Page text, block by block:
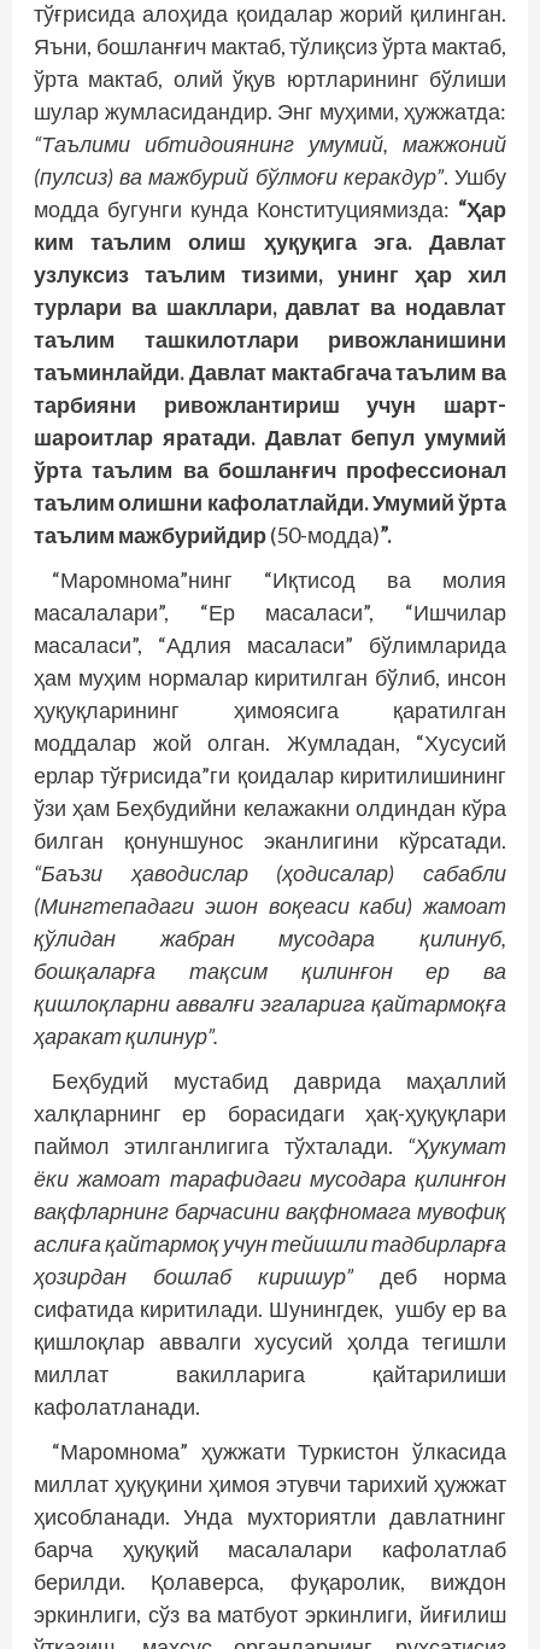
тўғрисида алоҳида қоидалар жорий қилинган.
Яъни, бошланғич мактаб, тўлиқсиз ўрта мактаб,
ўрта мактаб, олий ўқув юртларининг бўлиши
шулар жумласидандир. Энг муҳими, ҳужжатда:
“Таълими ибтидоиянинг умумий, мажжоний
(пулсиз) ва мажбурий бўлмоғи керакдур”. Ушбу
модда бугунги кунда Конституциямизда: “Ҳар
ким таълим олиш ҳуқуқига эга. Давлат
узлуксиз таълим тизими, унинг ҳар хил
турлари ва шакллари, давлат ва нодавлат
таълим ташкилотлари ривожланишини
таъминлайди. Давлат мактабгача таълим ва
тарбияни ривожлантириш учун шарт-
шароитлар яратади. Давлат бепул умумий
ўрта таълим ва бошланғич профессионал
таълим олишни кафолатлайди. Умумий ўрта
таълим мажбурийдир(50-модда)”.
“Маромнома”нинг “Иқтисод ва молия
масалалари”, “Ер масаласи”, “Ишчилар
масаласи”, “Адлия масаласи” бўлимларида
ҳам муҳим нормалар киритилган бўлиб, инсон
ҳуқуқларининг ҳимоясига қаратилган
моддалар жой олган. Жумладан, “Хусусий
ерлар тўғрисида”ги қоидалар киритилишининг
ўзи ҳам Беҳбудийни келажакни олдиндан кўра
билган қонуншунос эканлигини кўрсатади.
“Баъзи ҳаводислар (ҳодисалар) сабабли
(Мингтепадаги эшон воқеаси каби) жамоат
қўлидан жабран мусодара қилинуб,
бошқаларға тақсим қилинғон ер ва
қишлоқларни аввалғи эгаларига қайтармоқға
ҳаракат қилинур”.
Беҳбудий мустабид даврида маҳаллий
халқларнинг ер борасидаги ҳақ-ҳуқуқлари
паймол этилганлигига тўхталади. “Ҳукумат
ёки жамоат тарафидаги мусодара қилинғон
вақфларнинг барчасини вақфномага мувофиқ
аслиға қайтармоқ учун тейишли тадбирларға
ҳозирдан бошлаб киришур”деб норма
сифатида киритилади. Шунингдек, ушбу ер ва
қишлоқлар аввалги хусусий ҳолда тегишли
миллат вакилларига қайтарилиши
кафолатланади.
“Маромнома” ҳужжати Туркистон ўлкасида
миллат ҳуқуқини ҳимоя этувчи тарихий ҳужжат
ҳисобланади. Унда мухториятли давлатнинг
барча ҳуқуқий масалалари кафолатлаб
берилди. Қолаверса, фуқаролик, виждон
эркинлиги, сўз ва матбуот эркинлиги, йиғилиш